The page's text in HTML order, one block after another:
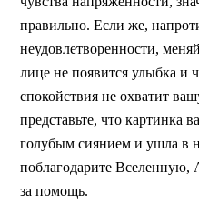
правильно. Если же,
неудовлетворенности,
лице не появится улыбка и
спокойствия не охватит
представьте, что картинка
голубым сиянием и ушла в
поблагодарите
за помощь.